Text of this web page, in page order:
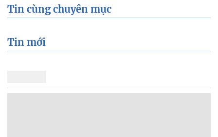
Tin cùng chuyên mục
Tin mới